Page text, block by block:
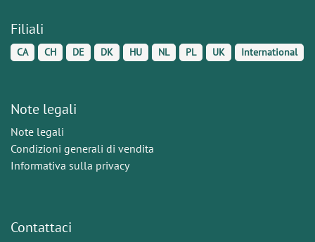
Filiali
CA CH DE DK HU NL PL UK International
Note legali
Note legali
Condizioni generali di vendita
Informativa sulla privacy
Contattaci